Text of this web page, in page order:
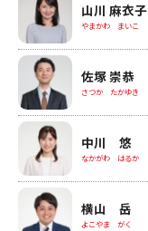
山川 麻衣子
やまかわ まいこ
佐塚 崇恭
さつか たかゆき
中川 悠
なかがわ はるか
横山 岳
よこやま がく